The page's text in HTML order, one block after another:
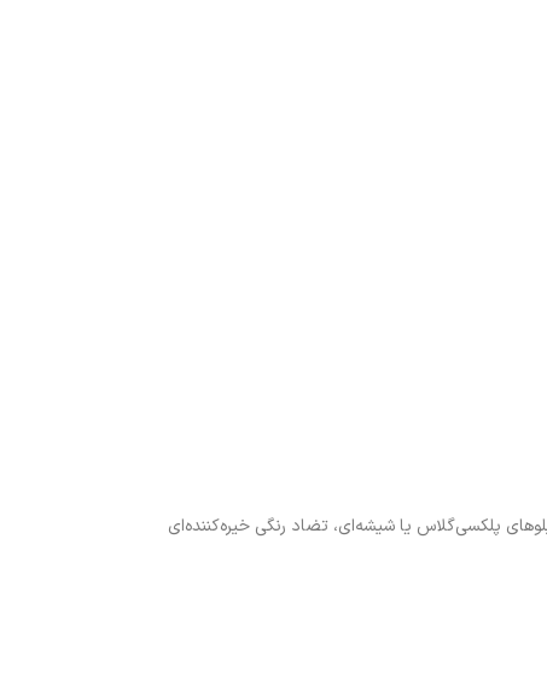
پلکسی‌گلاس یا شیشه‌ای، تضاد رنگی خیره‌کننده‌ای